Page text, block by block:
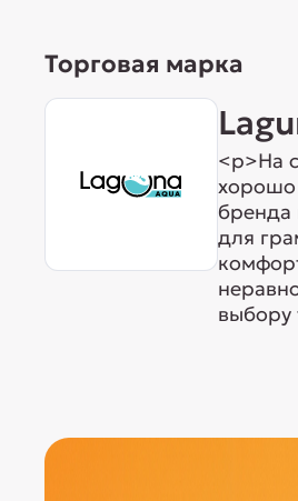
Торговая марка
<p>На
хорошо
бренда
для
выбору